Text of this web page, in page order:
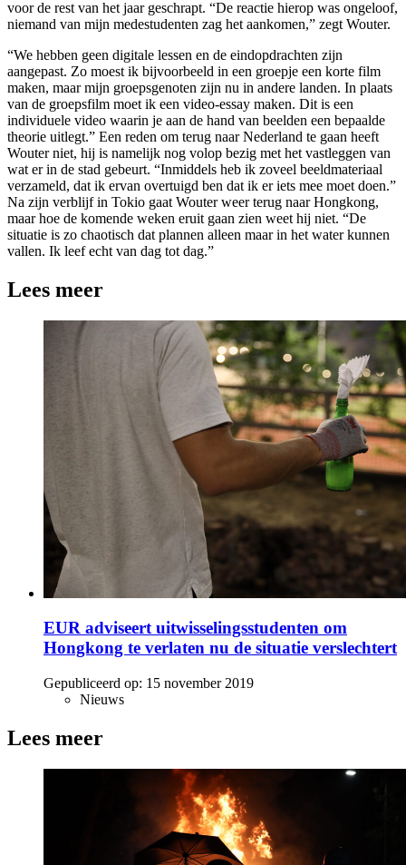
voor de rest van het jaar geschrapt. “De reactie hierop was ongeloof,
niemand van mijn medestudenten zag het aankomen,” zegt Wouter.
“We hebben geen digitale lessen en de eindopdrachten zijn
aangepast. Zo moest ik bijvoorbeeld in een groepje een korte film
maken, maar mijn groepsgenoten zijn nu in andere landen. In plaats
van de groepsfilm moet ik een video-essay maken. Dit is een
individuele video waarin je aan de hand van beelden een bepaalde
theorie uitlegt.” Een reden om terug naar Nederland te gaan heeft
Wouter niet, hij is namelijk nog volop bezig met het vastleggen van
wat er in de stad gebeurt. “Inmiddels heb ik zoveel beeldmateriaal
verzameld, dat ik ervan overtuigd ben dat ik er iets mee moet doen.”
Na zijn verblijf in Tokio gaat Wouter weer terug naar Hongkong,
maar hoe de komende weken eruit gaan zien weet hij niet. “De
situatie is zo chaotisch dat plannen alleen maar in het water kunnen
vallen. Ik leef echt van dag tot dag.”
Lees meer
EUR adviseert uitwisselingsstudenten om
Hongkong te verlaten nu de situatie verslechtert
Gepubliceerd op: 15 november 2019
Nieuws
Lees meer